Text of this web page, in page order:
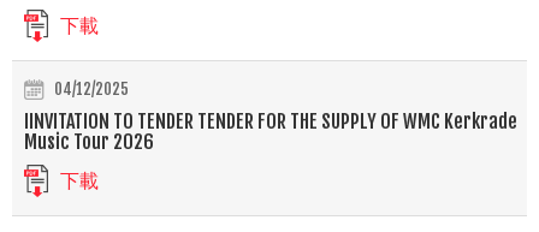
下載
04/12/2025
IINVITATION TO TENDER TENDER FOR THE SUPPLY OF WMC Kerkrade
Music Tour 2026
下載